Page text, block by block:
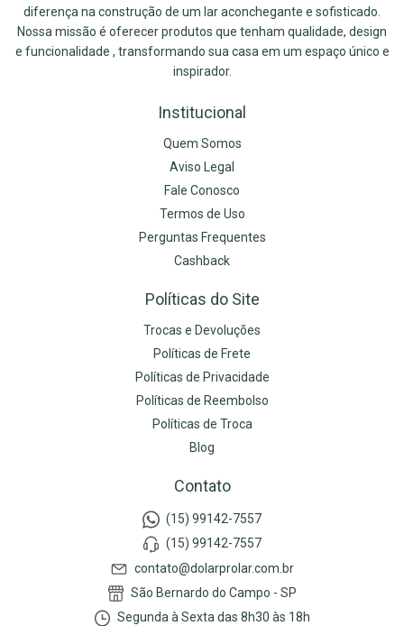
diferença na construção de um lar aconchegante e sofisticado.
Nossa missão é oferecer produtos que tenham qualidade, design
e funcionalidade , transformando sua casa em um espaço único e
inspirador.
Institucional
Quem Somos
Aviso Legal
Fale Conosco
Termos de Uso
Perguntas Frequentes
Cashback
Políticas do Site
Trocas e Devoluções
Políticas de Frete
Políticas de Privacidade
Políticas de Reembolso
Políticas de Troca
Blog
Contato
(15) 99142-7557
(15) 99142-7557
contato@dolarprolar.com.br
São Bernardo do Campo - SP
Segunda à Sexta das 8h30 às 18h